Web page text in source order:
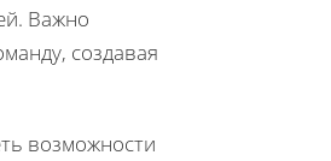
Важно
создавая
возможности